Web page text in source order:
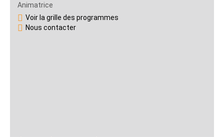
Animatrice
Voir la grille des programmes
Nous contacter